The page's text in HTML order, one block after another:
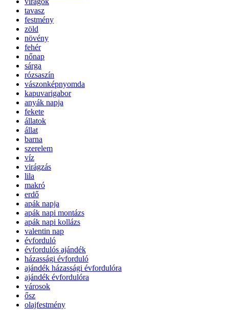
tavasz
festmény
zöld
növény
fehér
nőnap
sárga
rózsaszín
vászonképnyomda
kapuvarigabor
anyák napja
fekete
állatok
állat
barna
szerelem
víz
virágzás
lila
makró
erdő
apák napja
apák napi montázs
apák napi kollázs
valentin nap
évforduló
évfordulós ajándék
házassági évforduló
ajándék házassági évfordulóra
ajándék évfordulóra
városok
ősz
olajfestmény